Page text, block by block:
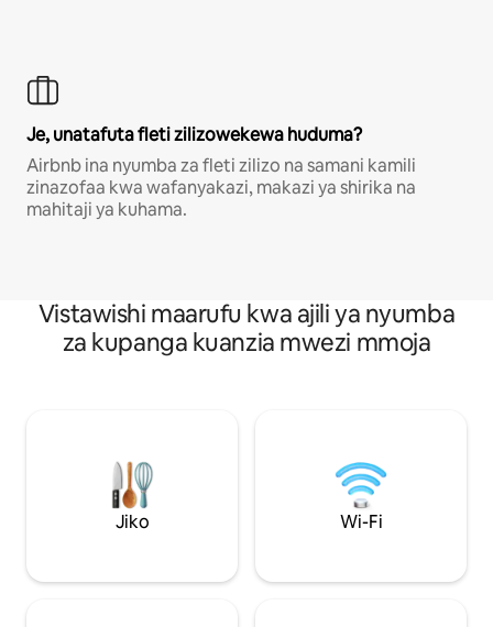
Je, unatafuta fleti zilizowekewa huduma?
Airbnb ina nyumba za fleti zilizo na samani kamili
zinazofaa kwa wafanyakazi, makazi ya shirika na
mahitaji ya kuhama.
Vistawishi maarufu kwa ajili ya nyumba
za kupanga kuanzia mwezi mmoja
Jiko Wi-Fi